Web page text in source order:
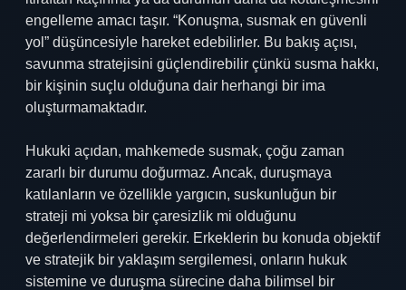
engelleme amacı taşır. “Konuşma, susmak en güvenli
yol” düşüncesiyle hareket edebilirler. Bu bakış açısı,
savunma stratejisini güçlendirebilir çünkü susma hakkı,
bir kişinin suçlu olduğuna dair herhangi bir ima
oluşturmamaktadır.
Hukuki açıdan, mahkemede susmak, çoğu zaman
zararlı bir durumu doğurmaz. Ancak, duruşmaya
katılanların ve özellikle yargıcın, suskunluğun bir
strateji mi yoksa bir çaresizlik mi olduğunu
değerlendirmeleri gerekir. Erkeklerin bu konuda objektif
ve stratejik bir yaklaşım sergilemesi, onların hukuk
sistemine ve duruşma sürecine daha bilimsel bir